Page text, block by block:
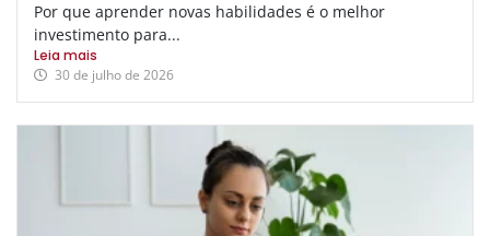
Por que aprender novas habilidades é o melhor
investimento para...
Leia mais
30 de julho de 2026